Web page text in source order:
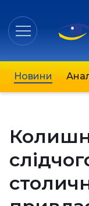
Новини